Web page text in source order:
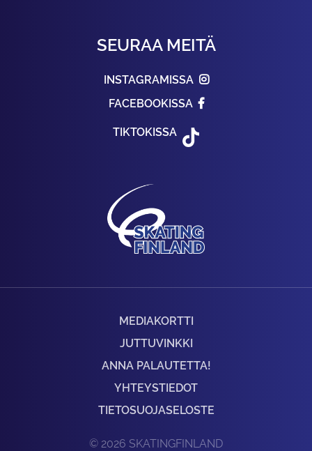
SEURAA MEITÄ
INSTAGRAMISSA
FACEBOOKISSA
TIKTOKISSA
MEDIAKORTTI
JUTTUVINKKI
ANNA PALAUTETTA!
YHTEYSTIEDOT
TIETOSUOJASELOSTE
© 2026 SKATINGFINLAND